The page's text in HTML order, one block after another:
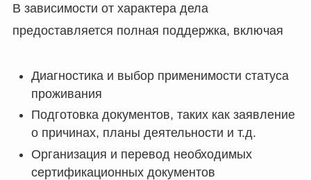
В зависимости от характера дела
предоставляется полная поддержка, включая
Диагностика и выбор применимости статуса
проживания
Подготовка документов, таких как заявление
о причинах, планы деятельности и т.д.
Организация и перевод необходимых
сертификационных документов